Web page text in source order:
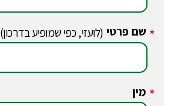
* שם פרטי (לועזי, כפי שמופיע בדרכון)
* מין